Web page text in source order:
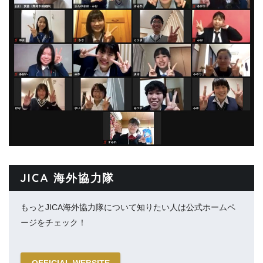
JICA 海外協力隊
もっとJICA海外協力隊について知りたい人は公式ホームペ
ージをチェック！